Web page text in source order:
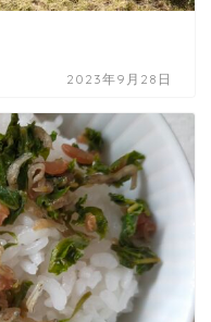
2023年9月28日